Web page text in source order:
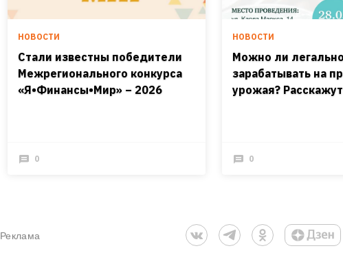
НОВОСТИ
Стали известны победители
Межрегионального конкурса
«Я•Финансы•Мир» – 2026
0
НОВОСТИ
Можно ли легально
зарабатывать на
урожая?
0
Реклама